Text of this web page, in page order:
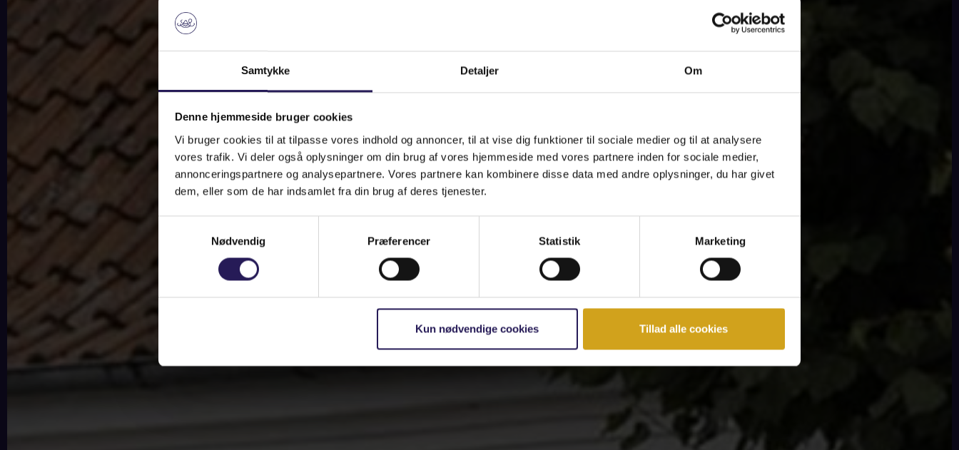
Samtykke Detaljer Om
Denne hjemmeside bruger cookies
Vi bruger cookies til at tilpasse vores indhold og annoncer, til at vise dig funktioner til sociale medier og til at analysere
vores trafik. Vi deler også oplysninger om din brug af vores hjemmeside med vores partnere inden for sociale medier,
annonceringspartnere og analysepartnere. Vores partnere kan kombinere disse data med andre oplysninger, du har givet
dem, eller som de har indsamlet fra din brug af deres tjenester.
Nødvendig
Præferencer Statistik Marketing
Kun nødvendige cookies Tillad alle cookies